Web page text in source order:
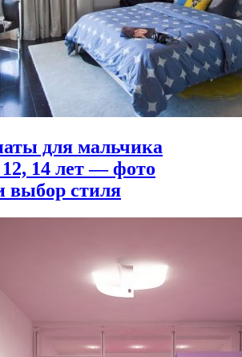
для мальчика
12, 14 лет — фото
выбор стиля